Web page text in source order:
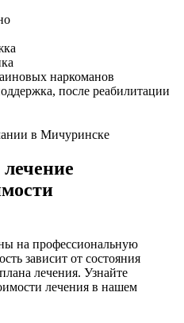
наркоманов
после реабилитации
на профессиональную
зависит от состояния
лечения. Узнайте
лечения в нашем